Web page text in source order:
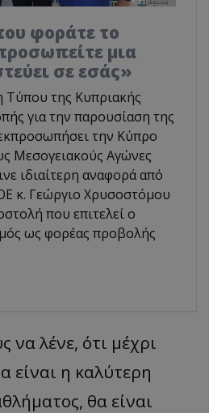
φοράτε το
μια
σε εσάς»
Τύπου της Κυπριακής
για την παρουσίαση της
την Κύπρο
Μεσογειακούς Αγώνες
ιδιαίτερη αναφορά από
κ. Γεώργιο Χρυσοστόμου
που επιτελεί ο
ως φορέας προβολής
να λένε, ότι μέχρι
είναι η καλύτερη
θα είναι